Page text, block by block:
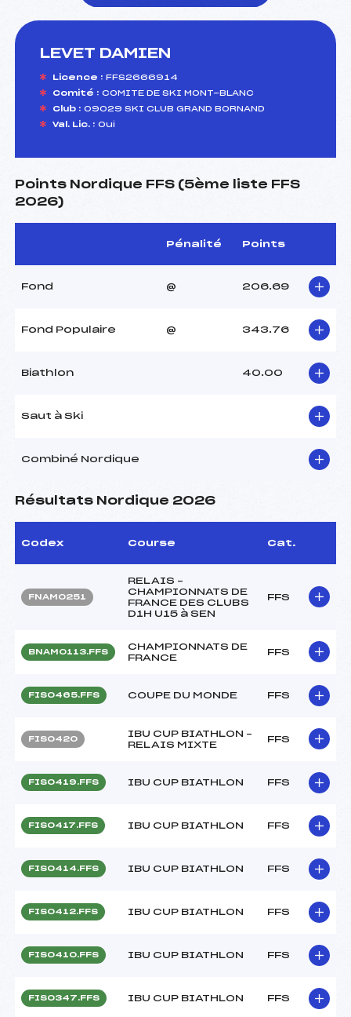
LEVET DAMIEN
Licence : FFS2666914
Comité : COMITE DE SKI MONT-BLANC
Club : 09029 SKI CLUB GRAND BORNAND
Val. Lic. : Oui
Points Nordique FFS (5ème liste FFS
2026)
Pénalité Points
Fond @ 206.69
Fond Populaire @ 343.76
Biathlon 40.00
Saut à Ski
Combiné Nordique
Résultats Nordique 2026
Codex Course Cat.
FNAM0251
RELAIS –
CHAMPIONNATS DE
FRANCE DES CLUBS
D1H U15 à SEN
FFS
BNAM0113.FFS
CHAMPIONNATS DE
FRANCE
FFS
FIS0465.FFS COUPE DU MONDE FFS
FIS0420
IBU CUP BIATHLON –
RELAIS MIXTE
FFS
FIS0419.FFS IBU CUP BIATHLON FFS
FIS0417.FFS IBU CUP BIATHLON FFS
FIS0414.FFS IBU CUP BIATHLON FFS
FIS0412.FFS IBU CUP BIATHLON FFS
FIS0410.FFS IBU CUP BIATHLON FFS
FIS0347.FFS IBU CUP BIATHLON FFS